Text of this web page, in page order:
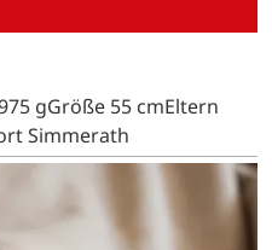
gGröße 55 cmEltern
Simmerath